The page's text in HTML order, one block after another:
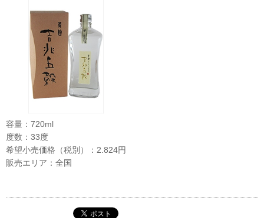
容量：720ml
度数：33度
希望小売価格（税別）：2.824円
販売エリア：全国